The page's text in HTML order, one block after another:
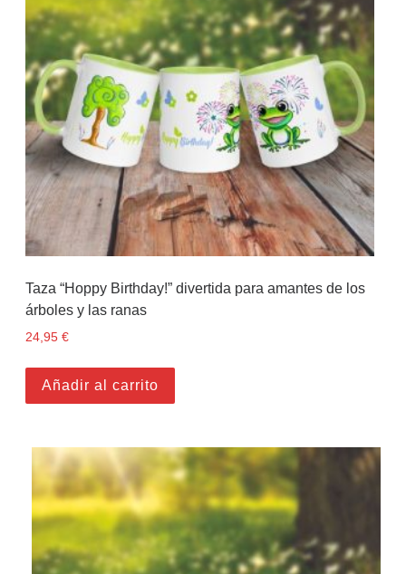
Taza “Hoppy Birthday!” divertida para amantes de los
árboles y las ranas
24,95 €
Añadir al carrito